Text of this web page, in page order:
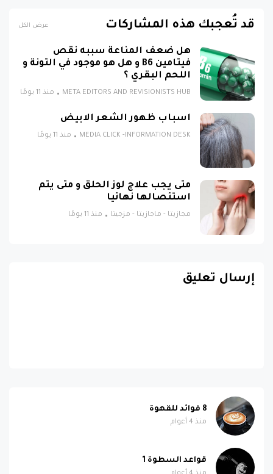
قد تُعجبك هذه المشاركات عرض الكل
هل ضعف المناعة سببه نقص
فيتامين B6 و هل هو موجود في التونة و
اللحم البقري ؟
META EDITORS AND REVISIONISTS HUB منذ 11 يومًا
اسباب ظهور الشعر الابيض
MEDIA CLICK -INFORMATION DESK منذ 11 يومًا
متى يجب علاج لوز الحلق و متى يتم
استئصالها نهائيا
مجازيتا - ماجازيتا - مزجيتا منذ 11 يومًا
إرسال تعليق
8 فوائد للقهوة
منذ 4 أعوام
قواعد السطوة 1